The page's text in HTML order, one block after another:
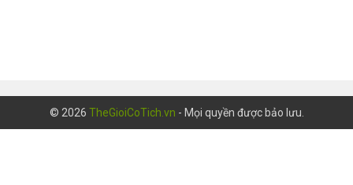
© 2026 TheGioiCoTich.vn - Mọi quyền được bảo lưu.